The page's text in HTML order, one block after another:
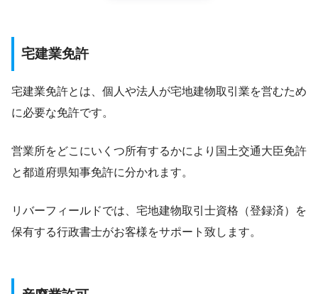
宅建業免許
宅建業免許とは、個人や法人が宅地建物取引業を営むため
に必要な免許です。
営業所をどこにいくつ所有するかにより国土交通大臣免許
と都道府県知事免許に分かれます。
リバーフィールドでは、宅地建物取引士資格（登録済）を
保有する行政書士がお客様をサポート致します。